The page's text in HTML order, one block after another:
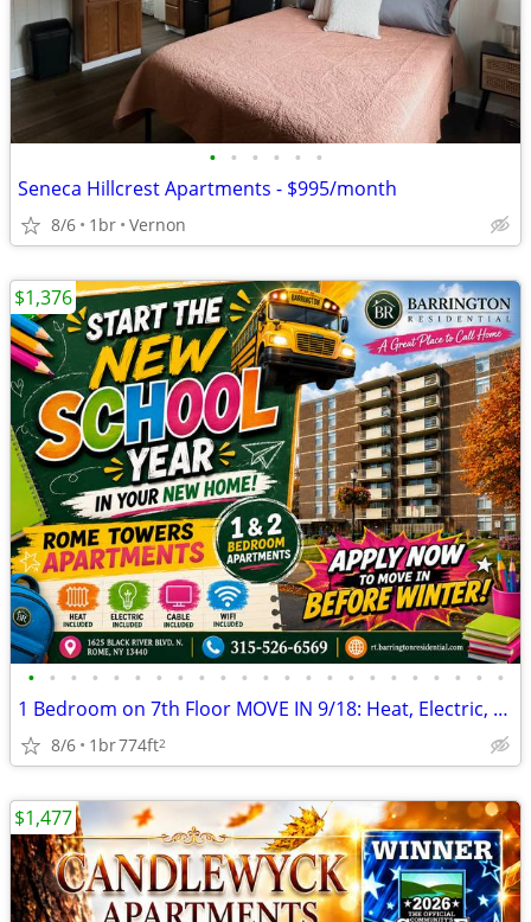
• • • • • •
Seneca Hillcrest Apartments - $995/month
8/6 1br Vernon
• • • • • • • • • • • • • • • • • • • • • • •
1 Bedroom on 7th Floor MOVE IN 9/18: Heat, Electric, Cable & WiFi Incl
8/6 1br774ft2
$1,376
$1,477